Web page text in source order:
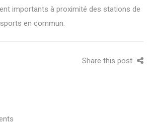
importants à proximité des stations de
en commun.
Share this post